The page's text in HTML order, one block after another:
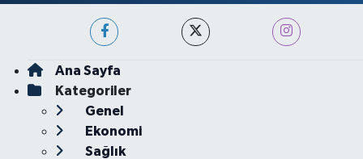
Ana Sayfa
Kategoriler
Genel
Ekonomi
Sağlık